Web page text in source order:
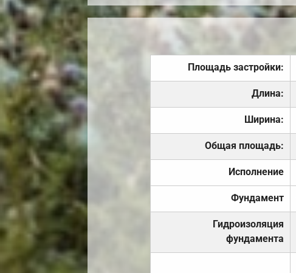
Площадь застройки:
Длина:
Ширина:
Общая площадь:
Исполнение
Фундамент
Гидроизоляция
фундамента